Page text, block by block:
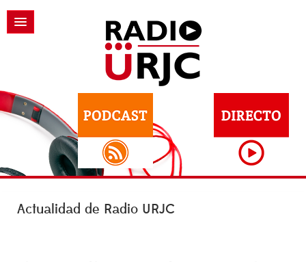
Actualidad de Radio URJC